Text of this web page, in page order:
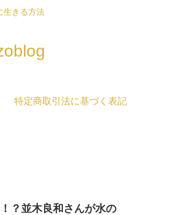
生きる方法
特定商取引法に基づく表記
？並木良和さんが水の